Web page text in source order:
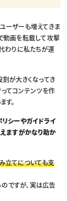
ーザーも増えてきま
動画を転載して攻撃
わりに私たちが運
が大きくなってき
てコンテンツを作
す。
シーやガイドライ
ますがかなり助か
立てについても支
ですが、実は広告